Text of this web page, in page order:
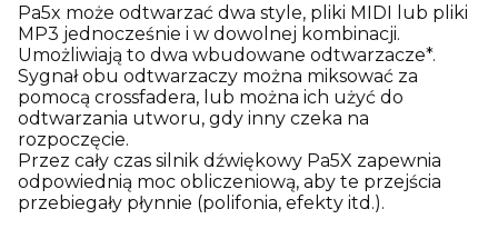
Pa5x może odtwarzać dwa style, pliki MIDI lub pliki
MP3 jednocześnie i w dowolnej kombinacji.
Umożliwiają to dwa wbudowane odtwarzacze*.
Sygnał obu odtwarzaczy można miksować za
pomocą crossfadera, lub można ich użyć do
odtwarzania utworu, gdy inny czeka na
rozpoczęcie.
Przez cały czas silnik dźwiękowy Pa5X zapewnia
odpowiednią moc obliczeniową, aby te przejścia
przebiegały płynnie (polifonia, efekty itd.).